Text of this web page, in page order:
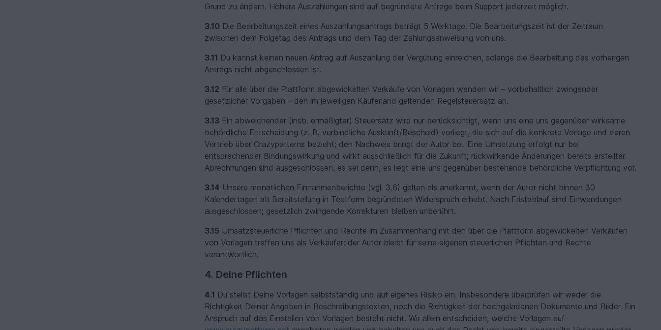
Grund zu ändern. Höhere Auszahlungen sind auf begründete Anfrage beim Support jederzeit möglich.
3.10 Die Bearbeitungszeit eines Auszahlungsantrags beträgt 5 Werktage. Die Bearbeitungszeit ist der Zeitraum
zwischen dem Folgetag des Antrags und dem Tag der Zahlungsanweisung von uns.
3.11 Du kannst keinen neuen Antrag auf Auszahlung der Vergütung einreichen, solange die Bearbeitung des vorherigen
Antrags nicht abgeschlossen ist.
3.12 Für alle über die Plattform abgewickelten Verkäufe von Vorlagen wenden wir – vorbehaltlich zwingender
gesetzlicher Vorgaben – den im jeweiligen Käuferland geltenden Regelsteuersatz an.
3.13 Ein abweichender (insb. ermäßigter) Steuersatz wird nur berücksichtigt, wenn uns eine uns gegenüber wirksame
behördliche Entscheidung (z. B. verbindliche Auskunft/Bescheid) vorliegt, die sich auf die konkrete Vorlage und deren
Vertrieb über Crazypatterns bezieht; den Nachweis bringt der Autor bei. Eine Umsetzung erfolgt nur bei
entsprechender Bindungswirkung und wirkt ausschließlich für die Zukunft; rückwirkende Änderungen bereits erstellter
Abrechnungen sind ausgeschlossen, es sei denn, es liegt eine uns gegenüber bestehende behördliche Verpflichtung vor.
3.14 Unsere monatlichen Einnahmenberichte (vgl. 3.6) gelten als anerkannt, wenn der Autor nicht binnen 30
Kalendertagen ab Bereitstellung in Textform begründeten Widerspruch erhebt. Nach Fristablauf sind Einwendungen
ausgeschlossen; gesetzlich zwingende Korrekturen bleiben unberührt.
3.15 Umsatzsteuerliche Pflichten und Rechte im Zusammenhang mit den über die Plattform abgewickelten Verkäufen
von Vorlagen treffen uns als Verkäufer; der Autor bleibt für seine eigenen steuerlichen Pflichten und Rechte
verantwortlich.
4. Deine Pflichten
4.1 Du stellst Deine Vorlagen selbstständig und auf eigenes Risiko ein. Insbesondere überprüfen wir weder die
Richtigkeit Deiner Angaben in Beschreibungstexten, noch die Richtigkeit der hochgeladenen Dokumente und Bilder. Ein
Anspruch auf das Einstellen von Vorlagen besteht nicht. Wir allein entscheiden, welche Vorlagen auf